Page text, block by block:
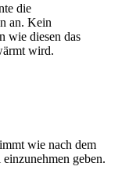
die
an. Kein
wie diesen das
wird.
wie nach dem
geben.